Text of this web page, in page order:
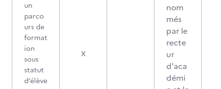
un
parco
urs de
format
ion
sous
statut
d’élève
X
nom
més
par le
recte
ur
d'aca
démi